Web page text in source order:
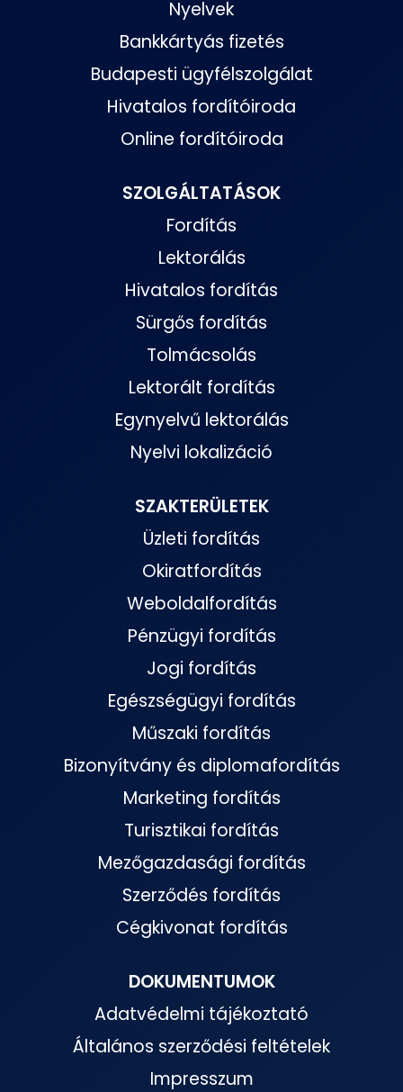
Nyelvek
Bankkártyás fizetés
Budapesti ügyfélszolgálat
Hivatalos fordítóiroda
Online fordítóiroda
SZOLGÁLTATÁSOK
Fordítás
Lektorálás
Hivatalos fordítás
Sürgős fordítás
Tolmácsolás
Lektorált fordítás
Egynyelvű lektorálás
Nyelvi lokalizáció
SZAKTERÜLETEK
Üzleti fordítás
Okiratfordítás
Weboldalfordítás
Pénzügyi fordítás
Jogi fordítás
Egészségügyi fordítás
Műszaki fordítás
Bizonyítvány és diplomafordítás
Marketing fordítás
Turisztikai fordítás
Mezőgazdasági fordítás
Szerződés fordítás
Cégkivonat fordítás
DOKUMENTUMOK
Adatvédelmi tájékoztató
Általános szerződési feltételek
Impresszum